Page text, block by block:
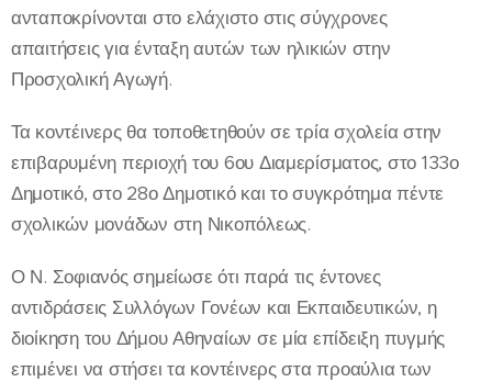
ανταποκρίνονται στο ελάχιστο στις σύγχρονες
απαιτήσεις για ένταξη αυτών των ηλικιών στην
Προσχολική Αγωγή.
Τα κοντέινερς θα τοποθετηθούν σε τρία σχολεία στην
επιβαρυμένη περιοχή του 6ου Διαμερίσματος, στο 133ο
Δημοτικό, στο 28ο Δημοτικό και το συγκρότημα πέντε
σχολικών μονάδων στη Νικοπόλεως.
Ο Ν. Σοφιανός σημείωσε ότι παρά τις έντονες
αντιδράσεις Συλλόγων Γονέων και Εκπαιδευτικών, η
διοίκηση του Δήμου Αθηναίων σε μία επίδειξη πυγμής
επιμένει να στήσει τα κοντέινερς στα προαύλια των